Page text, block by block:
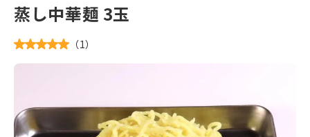
蒸し中華麺 3玉
（1）